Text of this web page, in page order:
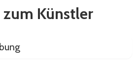
zum Künstler